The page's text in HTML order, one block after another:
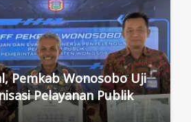
Pemkab Wonosobo Uji
Pelayanan Publik